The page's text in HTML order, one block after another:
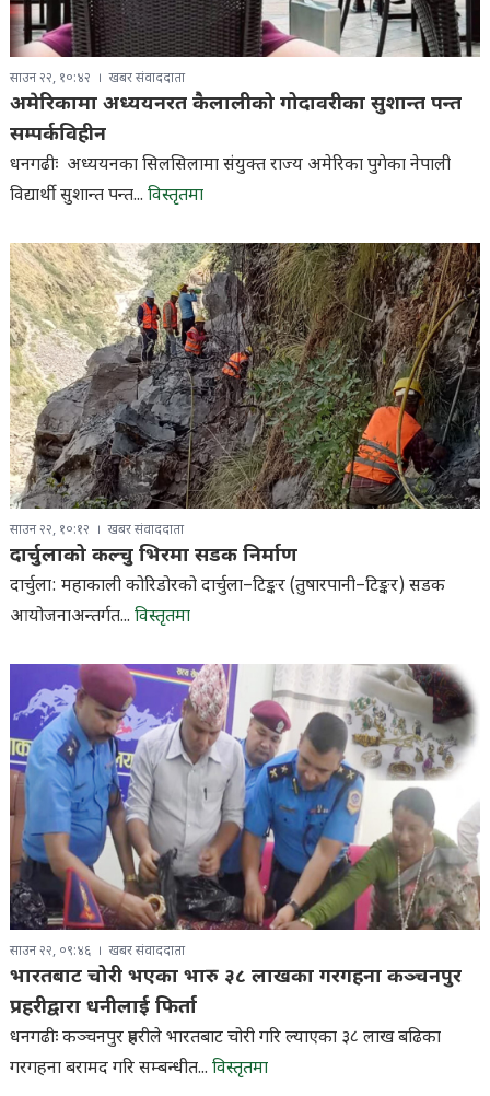
साउन २२, १०:४२ खबर संवाददाता
अमेरिकामा अध्ययनरत कैलालीको गोदावरीका सुशान्त पन्त
सम्पर्कविहीन
धनगढीः अध्ययनका सिलसिलामा संयुक्त राज्य अमेरिका पुगेका नेपाली
विद्यार्थी सुशान्त पन्त... विस्तृतमा
साउन २२, १०:१२ खबर संवाददाता
दार्चुलाको कल्चु भिरमा सडक निर्माण
दार्चुला: महाकाली कोरिडोरको दार्चुला–टिङ्कर (तुषारपानी–टिङ्कर) सडक
आयोजनाअन्तर्गत... विस्तृतमा
साउन २२, ०९:४६ खबर संवाददाता
भारतबाट चोरी भएका भारु ३८ लाखका गरगहना कञ्चनपुर
प्रहरीद्वारा धनीलाई फिर्ता
धनगढीः कञ्चनपुर प्रहरीले भारतबाट चोरी गरि ल्याएका ३८ लाख बढिका
गरगहना बरामद गरि सम्बन्धीत... विस्तृतमा